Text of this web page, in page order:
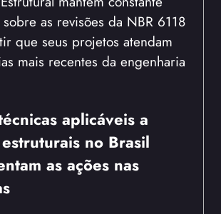
as revisões da NBR 6118
que seus projetos atendam
mais recentes da engenharia
aplicáveis a
no Brasil
as ações nas